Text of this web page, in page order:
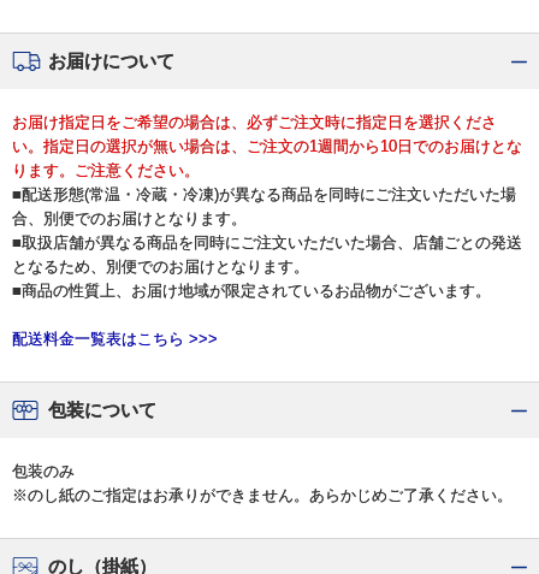
お届けについて
お届け指定日をご希望の場合は、必ずご注文時に指定日を選択くださ
い。指定日の選択が無い場合は、ご注文の1週間から10日でのお届けとな
ります。ご注意ください。
■配送形態(常温・冷蔵・冷凍)が異なる商品を同時にご注文いただいた場
合、別便でのお届けとなります。
■取扱店舗が異なる商品を同時にご注文いただいた場合、店舗ごとの発送
となるため、別便でのお届けとなります。
■商品の性質上、お届け地域が限定されているお品物がございます。
配送料金一覧表はこちら >>>
包装について
包装のみ
※のし紙のご指定はお承りができません。あらかじめご了承ください。
のし（掛紙）